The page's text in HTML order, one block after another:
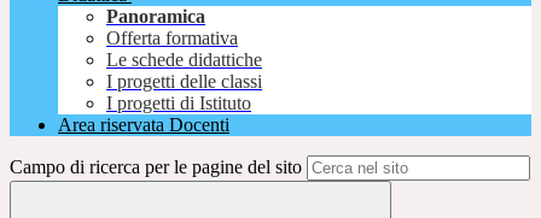
Panoramica
Offerta formativa
Le schede didattiche
I progetti delle classi
I progetti di Istituto
Area riservata Docenti
Campo di ricerca per le pagine del sito